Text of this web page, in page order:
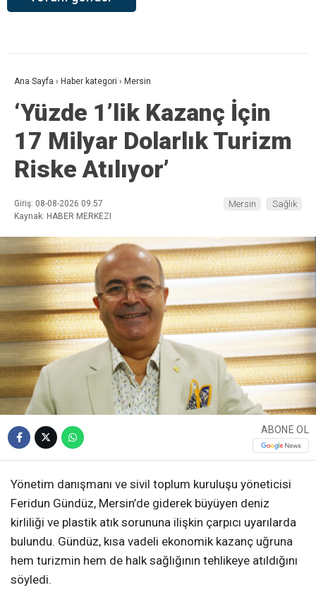
Ana Sayfa › Haber kategori › Mersin
‘Yüzde 1’lik Kazanç İçin
17 Milyar Dolarlık Turizm
Riske Atılıyor’
Giriş: 08-08-2026 09:57
Kaynak: HABER MERKEZI
Mersin Sağlık
ABONE OL
Yönetim danışmanı ve sivil toplum kuruluşu yöneticisi
Feridun Gündüz, Mersin’de giderek büyüyen deniz
kirliliği ve plastik atık sorununa ilişkin çarpıcı uyarılarda
bulundu. Gündüz, kısa vadeli ekonomik kazanç uğruna
hem turizmin hem de halk sağlığının tehlikeye atıldığını
söyledi.